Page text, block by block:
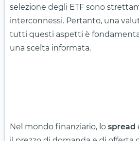
selezione degli ETF sono
interconnessi. Pertanto, una
tutti questi aspetti è
una scelta informata.
Nel mondo finanziario, lo spread